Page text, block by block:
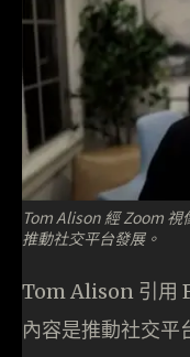
Tom Alison 經 Zoom
推動社交平台發展。
Tom Alison 引用
內容是推動社交平